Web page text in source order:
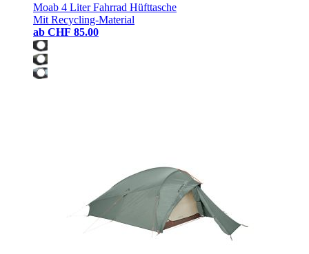
Moab 4 Liter Fahrrad Hüfttasche
Mit Recycling-Material
ab CHF 85.00